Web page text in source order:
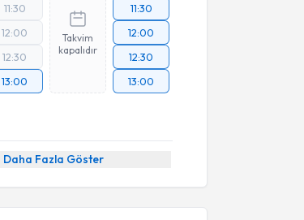
11:30
12:00
12:30
13:00
Takvim
kapalıdır
11:30
12:00
12:30
13:00
Daha Fazla Göster